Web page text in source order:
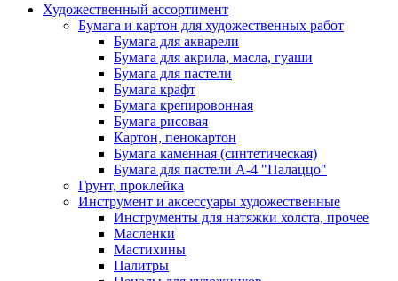
Художественный ассортимент
Бумага и картон для художественных работ
Бумага для акварели
Бумага для акрила, масла, гуаши
Бумага для пастели
Бумага крафт
Бумага крепировонная
Бумага рисовая
Картон, пенокартон
Бумага каменная (синтетическая)
Бумага для пастели А-4 "Палаццо"
Грунт, проклейка
Инструмент и аксессуары художественные
Инструменты для натяжки холста, прочее
Масленки
Мастихины
Палитры